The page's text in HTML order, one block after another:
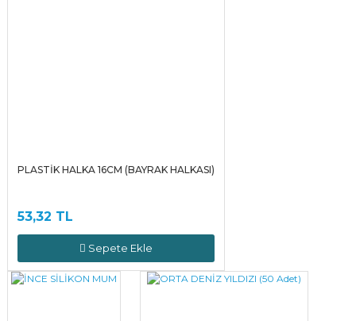
PLASTİK HALKA 16CM (BAYRAK HALKASI)
53,32 TL
Sepete Ekle